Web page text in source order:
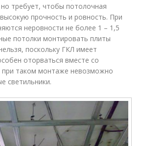
требует, чтобы потолочная
прочность и ровность. При
неровности не более 1 – 1,5
потолки монтировать плиты
поскольку ГКЛ имеет
оторваться вместе со
при таком монтаже невозможно
светильники.